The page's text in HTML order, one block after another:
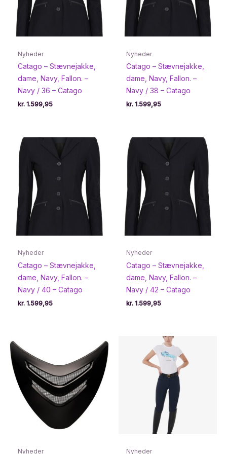
Nyheder
Catago – Stævnejakke,
dame, Navy, Fallon. –
Navy / 36 – Catago
kr. 1.599,95
Nyheder
Catago – Stævnejakke,
dame, Navy, Fallon. –
Navy / 38 – Catago
kr. 1.599,95
Nyheder
Catago – Stævnejakke,
dame, Navy, Fallon. –
Navy / 40 – Catago
kr. 1.599,95
Nyheder
Catago – Stævnejakke,
dame, Navy, Fallon. –
Navy / 42 – Catago
kr. 1.599,95
Nyheder Nyheder